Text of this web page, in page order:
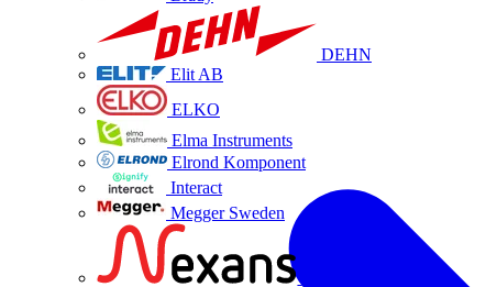
DEHN
Elit AB
ELKO
Elma Instruments
Elrond Komponent
Interact
Megger Sweden